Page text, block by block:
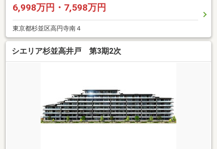
6,998万円・7,598万円
東京都杉並区高円寺南４
シエリア杉並高井戸 第3期2次